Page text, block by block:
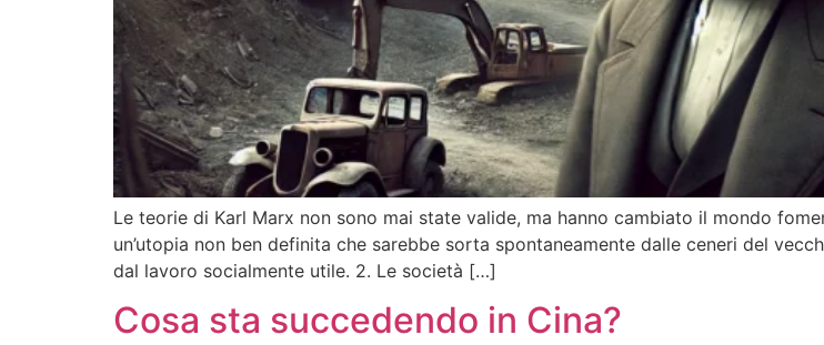
Le teorie di Karl Marx non sono mai state valide, ma hanno cambiato il mondo
un’utopia non ben definita che sarebbe sorta spontaneamente dalle ceneri del
dal lavoro socialmente utile. 2. Le società […]
Cosa sta succedendo in Cina?